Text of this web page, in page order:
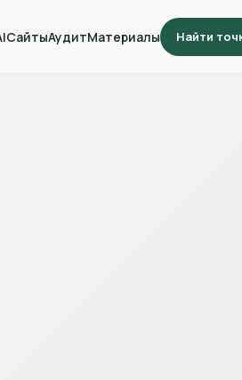
СайтыАудитМатериалы Найти